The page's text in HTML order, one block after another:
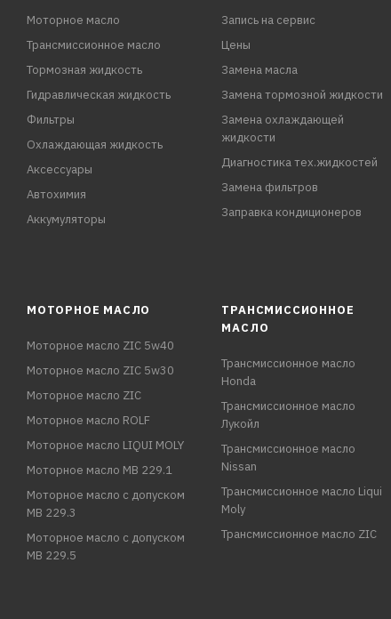
Моторное масло
Трансмиссионное масло
Тормозная жидкость
Гидравлическая жидкость
Фильтры
Охлаждающая жидкость
Аксессуары
Автохимия
Аккумуляторы
Запись на сервис
Цены
Замена масла
Замена тормозной жидкости
Замена охлаждающей
жидкости
Диагностика тех.жидкостей
Замена фильтров
Заправка кондиционеров
МОТОРНОЕ МАСЛО
Моторное масло ZIC 5w40
Моторное масло ZIC 5w30
Моторное масло ZIC
Моторное масло ROLF
Моторное масло LIQUI MOLY
Моторное масло MB 229.1
Моторное масло с допуском
MB 229.3
Моторное масло с допуском
MB 229.5
ТРАНСМИССИОННОЕ
МАСЛО
Трансмиссионное масло
Honda
Трансмиссионное масло
Лукойл
Трансмиссионное масло
Nissan
Трансмиссионное масло Liqui
Moly
Трансмиссионное масло ZIC